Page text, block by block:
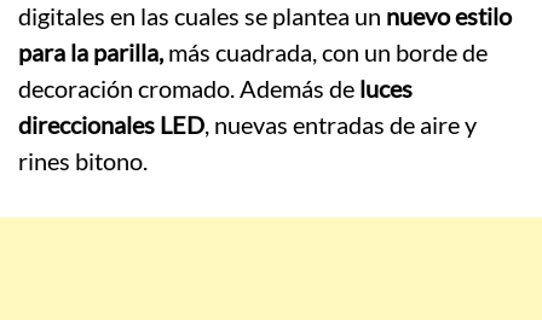
digitales en las cuales se plantea un nuevo estilo
para la parilla,más cuadrada, con un borde de
decoración cromado. Además de luces
direccionales LED, nuevas entradas de aire y
rines bitono.